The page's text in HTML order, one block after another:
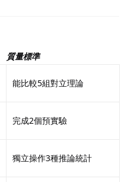
質量標準
能比較5組對立理論
完成2個預實驗
獨立操作3種推論統計